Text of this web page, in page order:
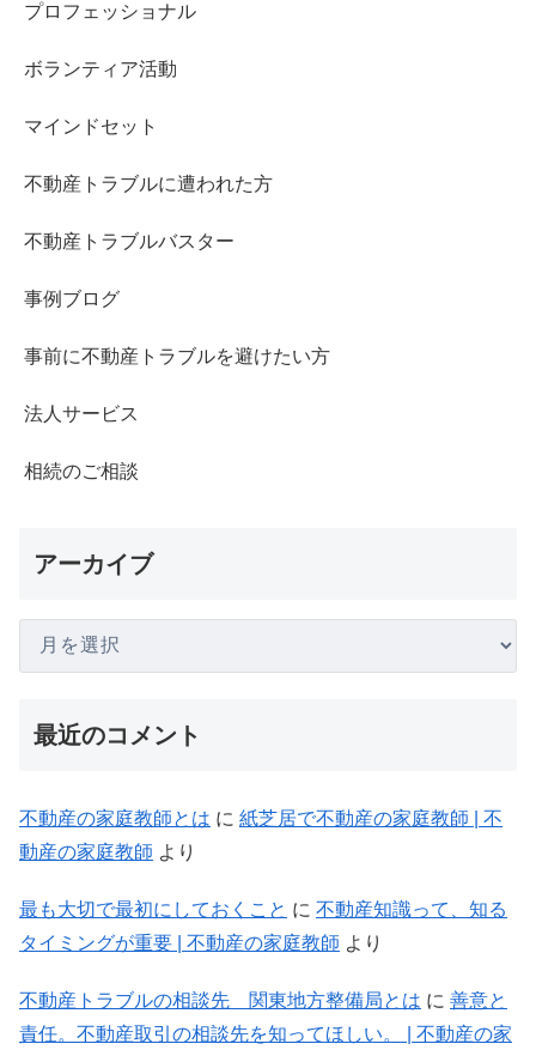
プロフェッショナル
ボランティア活動
マインドセット
不動産トラブルに遭われた方
不動産トラブルバスター
事例ブログ
事前に不動産トラブルを避けたい方
法人サービス
相続のご相談
アーカイブ
最近のコメント
不動産の家庭教師とは に 紙芝居で不動産の家庭教師 | 不
動産の家庭教師 より
最も大切で最初にしておくこと に 不動産知識って、知る
タイミングが重要 | 不動産の家庭教師 より
不動産トラブルの相談先 関東地方整備局とは に 善意と
責任。不動産取引の相談先を知ってほしい。 | 不動産の家